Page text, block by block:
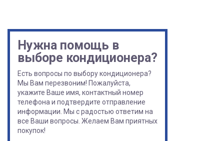
Нужна помощь в
выборе кондиционера?
Есть вопросы по выбору кондиционера?
Мы Вам перезвоним! Пожалуйста,
укажите Ваше имя, контактный номер
телефона и подтвердите отправление
информации. Мы с радостью ответим на
все Ваши вопросы. Желаем Вам приятных
покупок!